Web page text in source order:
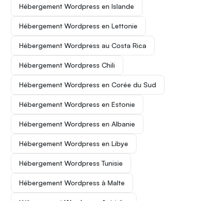
Hébergement Wordpress en Islande
Hébergement Wordpress en Lettonie
Hébergement Wordpress au Costa Rica
Hébergement Wordpress Chili
Hébergement Wordpress en Corée du Sud
Hébergement Wordpress en Estonie
Hébergement Wordpress en Albanie
Hébergement Wordpress en Libye
Hébergement Wordpress Tunisie
Hébergement Wordpress à Malte